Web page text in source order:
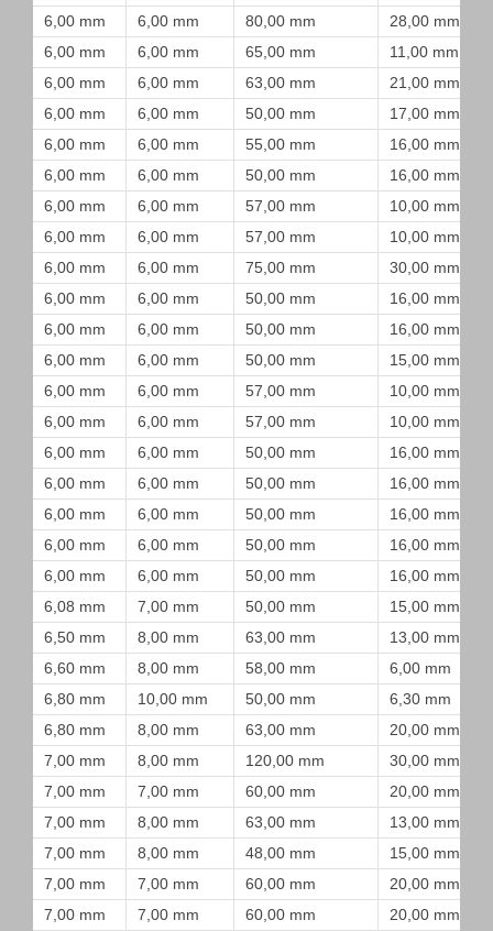
6,00 mm
6,00 mm 80,00 mm
28,00 mm
6,00 mm
6,00 mm 65,00 mm
11,00 mm
6,00 mm
6,00 mm 63,00 mm
21,00 mm
6,00 mm
6,00 mm 50,00 mm
17,00 mm
6,00 mm
6,00 mm 55,00 mm
16,00 mm
6,00 mm
6,00 mm 50,00 mm
16,00 mm
6,00 mm
6,00 mm 57,00 mm
10,00 mm
6,00 mm
6,00 mm 57,00 mm
10,00 mm
6,00 mm
6,00 mm 75,00 mm
30,00 mm
6,00 mm
6,00 mm 50,00 mm
16,00 mm
6,00 mm
6,00 mm 50,00 mm
16,00 mm
6,00 mm
6,00 mm 50,00 mm
15,00 mm
6,00 mm
6,00 mm 57,00 mm
10,00 mm
6,00 mm
6,00 mm 57,00 mm
10,00 mm
6,00 mm
6,00 mm 50,00 mm
16,00 mm
6,00 mm
6,00 mm 50,00 mm
16,00 mm
6,00 mm
6,00 mm 50,00 mm
16,00 mm
6,00 mm
6,00 mm 50,00 mm
16,00 mm
6,00 mm
6,00 mm 50,00 mm
16,00 mm
6,08 mm
7,00 mm 50,00 mm
15,00 mm
6,50 mm
8,00 mm 63,00 mm
13,00 mm
6,60 mm
8,00 mm 58,00 mm
6,00 mm
6,80 mm
10,00 mm 50,00 mm
6,30 mm
6,80 mm
8,00 mm 63,00 mm
20,00 mm
7,00 mm
8,00 mm 120,00 mm
30,00 mm
7,00 mm
7,00 mm 60,00 mm
20,00 mm
7,00 mm
8,00 mm 63,00 mm
13,00 mm
7,00 mm
8,00 mm 48,00 mm
15,00 mm
7,00 mm
7,00 mm 60,00 mm
20,00 mm
7,00 mm
7,00 mm 60,00 mm 20,00 mm